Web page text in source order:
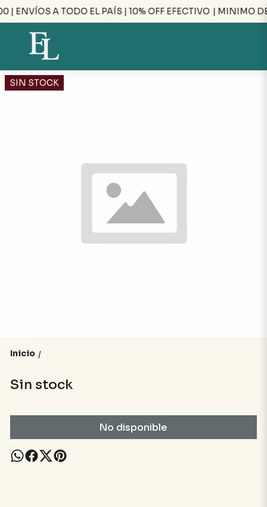
ENVÍOS A TODO EL PAÍS | 10% OFF EFECTIVO | MINIMO
SIN STOCK
Inicio /
Sin stock
No disponible